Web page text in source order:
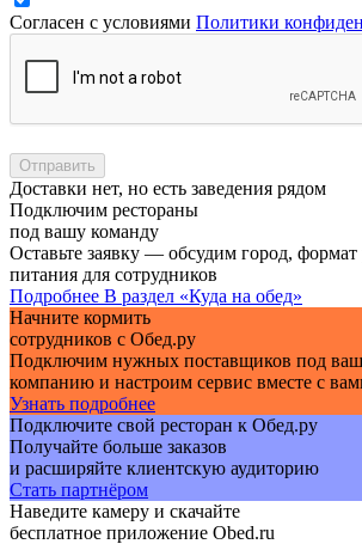
Согласен с условиями Политики
Отправить
Доставки нет, но есть заведения рядом
Подключим рестораны
под вашу команду
Оставьте заявку — обсудим город,
питания для сотрудников
Подробнее В раздел «Куда на обед»
Начните кормить
сотрудников с Обед.ру
Подключим нужных поставщиков под
компанию и настроим сервис вместе с
Узнать подробнее
Подключите свой ресторан к Обед.ру
Получайте больше заказов
и расширяйте клиентскую аудиторию
Стать партнёром
Наведите камеру и скачайте
бесплатное приложение Obed.ru